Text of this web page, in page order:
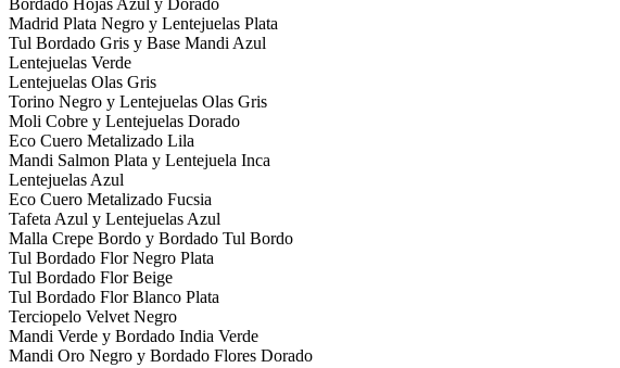
Madrid Plata Negro y Lentejuelas Plata
Tul Bordado Gris y Base Mandi Azul
Lentejuelas Verde
Lentejuelas Olas Gris
Torino Negro y Lentejuelas Olas Gris
Moli Cobre y Lentejuelas Dorado
Eco Cuero Metalizado Lila
Mandi Salmon Plata y Lentejuela Inca
Lentejuelas Azul
Eco Cuero Metalizado Fucsia
Tafeta Azul y Lentejuelas Azul
Malla Crepe Bordo y Bordado Tul Bordo
Tul Bordado Flor Negro Plata
Tul Bordado Flor Beige
Tul Bordado Flor Blanco Plata
Terciopelo Velvet Negro
Mandi Verde y Bordado India Verde
Mandi Oro Negro y Bordado Flores Dorado